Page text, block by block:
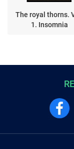
The royal thorns.
1. Insomnia